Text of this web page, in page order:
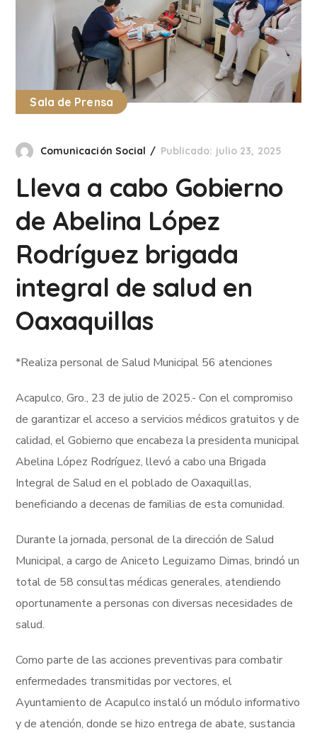
Sala de Prensa
Comunicación Social Publicado: julio 23, 2025
Lleva a cabo Gobierno
de Abelina López
Rodríguez brigada
integral de salud en
Oaxaquillas
*Realiza personal de Salud Municipal 56 atenciones
Acapulco, Gro., 23 de julio de 2025.- Con el compromiso
de garantizar el acceso a servicios médicos gratuitos y de
calidad, el Gobierno que encabeza la presidenta municipal
Abelina López Rodríguez, llevó a cabo una Brigada
Integral de Salud en el poblado de Oaxaquillas,
beneficiando a decenas de familias de esta comunidad.
Durante la jornada, personal de la dirección de Salud
Municipal, a cargo de Aniceto Leguizamo Dimas, brindó un
total de 58 consultas médicas generales, atendiendo
oportunamente a personas con diversas necesidades de
salud.
Como parte de las acciones preventivas para combatir
enfermedades transmitidas por vectores, el
Ayuntamiento de Acapulco instaló un módulo informativo
y de atención, donde se hizo entrega de abate, sustancia